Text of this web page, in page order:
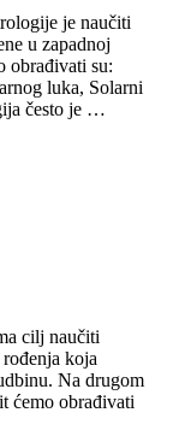
je naučiti
u zapadnoj
obrađivati su:
luka, Solarni
često je …
cilj naučiti
koja
Na drugom
ćemo obrađivati